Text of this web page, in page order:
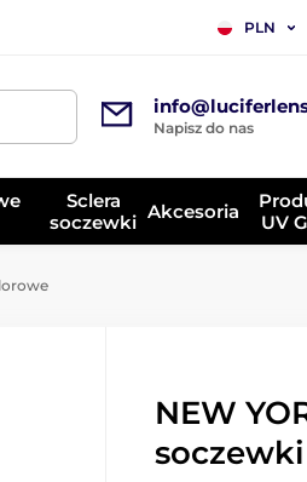
PLN
Napisz do nas
Sclera
soczewki Akcesoria
UV
NEW